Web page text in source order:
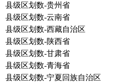
县级区划数-贵州省
县级区划数-云南省
县级区划数-西藏自治区
县级区划数-陕西省
县级区划数-甘肃省
县级区划数-青海省
县级区划数-宁夏回族自治区